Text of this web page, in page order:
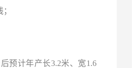
预计年产长3.2米、宽1.6